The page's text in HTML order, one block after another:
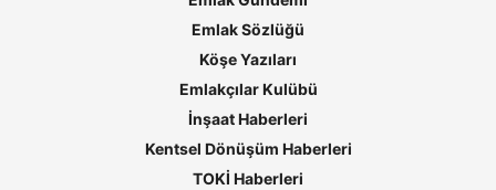
Emlak Sözlüğü
Köşe Yazıları
Emlakçılar Kulübü
İnşaat Haberleri
Kentsel Dönüşüm Haberleri
TOKİ Haberleri